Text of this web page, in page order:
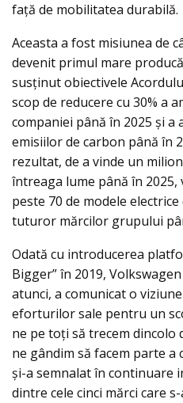
față de mobilitatea durabilă.
Aceasta a fost misiunea de
devenit primul mare
susținut obiectivele
scop de reducere cu 30% a
companiei până în 2025 și
emisiilor de carbon până în
rezultat, de a vinde un
întreaga lume până în
peste 70 de modele
tuturor mărcilor grupului
Odată cu introducerea
Bigger” în 2019,
atunci, a comunicat o
eforturilor sale pentru un
ne pe toți să trecem dincolo
ne gândim să facem parte a
și-a semnalat în continuare
dintre cele cinci mărci care